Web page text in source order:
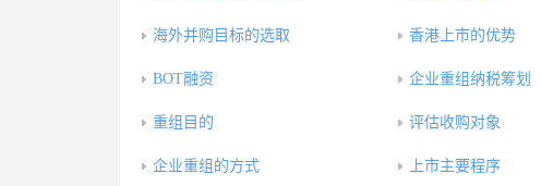
海外并购目标的选取 香港上市的优势
BOT融资 企业重组纳税筹划
重组目的 评估收购对象
企业重组的方式 上市主要程序